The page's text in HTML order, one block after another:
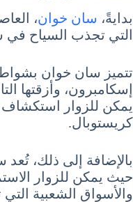
بدايةً، سان خوان،
التي تجذب السياح في
تتميز سان خوان
إسكامبرون، وأزقتها
يمكن للزوار
كريستوبال.
بالإضافة إلى ذلك، تُعد
حيث يمكن للزوار
والأسواق الشعبية